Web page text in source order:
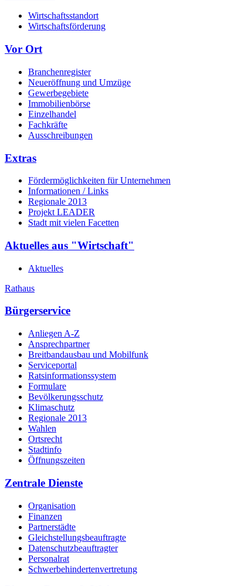
Wirtschaftsstandort
Wirtschaftsförderung
Vor Ort
Branchenregister
Neueröffnung und Umzüge
Gewerbegebiete
Immobilienbörse
Einzelhandel
Fachkräfte
Ausschreibungen
Extras
Fördermöglichkeiten für Unternehmen
Informationen / Links
Regionale 2013
Projekt LEADER
Stadt mit vielen Facetten
Aktuelles aus "Wirtschaft"
Aktuelles
Rathaus
Bürgerservice
Anliegen A-Z
Ansprechpartner
Breitbandausbau und Mobilfunk
Serviceportal
Ratsinformationssystem
Formulare
Bevölkerungsschutz
Klimaschutz
Regionale 2013
Wahlen
Ortsrecht
Stadtinfo
Öffnungszeiten
Zentrale Dienste
Organisation
Finanzen
Partnerstädte
Gleichstellungsbeauftragte
Datenschutzbeauftragter
Personalrat
Schwerbehinderten­vertretung